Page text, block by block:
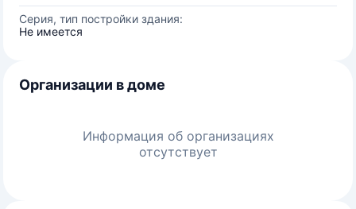
Серия, тип постройки здания:
Не имеется
Организации в доме
Информация об организациях
отсутствует